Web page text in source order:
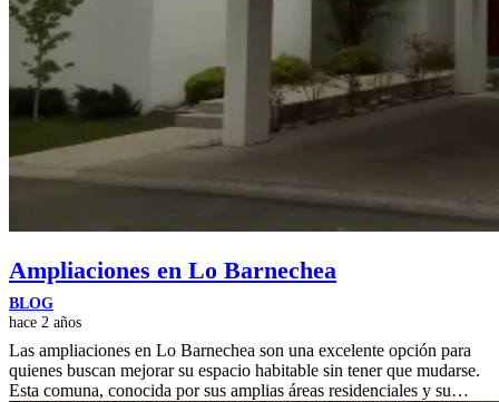
Ampliaciones en Lo Barnechea
BLOG
hace 2 años
Las ampliaciones en Lo Barnechea son una excelente opción para
quienes buscan mejorar su espacio habitable sin tener que mudarse.
Esta comuna, conocida por sus amplias áreas residenciales y su…